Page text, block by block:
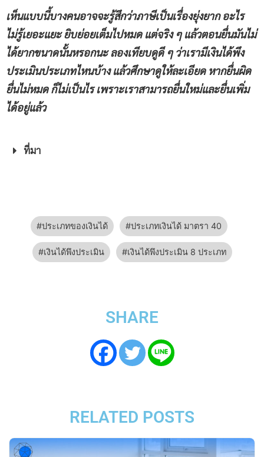
เห็นแบบนี้บางคนอาจจะรู้สึกว่าภาษีเป็นเรื่องยุ่งยาก อะไร
ไม่รู้เยอะแยะ ยิบย่อยเต็มไปหมด แต่จริง ๆ แล้วตอนยื่นมันไม่
ได้ยากขนาดนั้นหรอกนะ ลองเทียบดูดี ๆ ว่าเรามีเงินได้พึง
ประเมินประเภทไหนบ้าง แล้วศึกษาดูให้ละเอียด หากยื่นผิด
ยื่นไม่หมด ก็ไม่เป็นไร เพราะเราสามารถยื่นใหม่และยื่นเพิ่ม
ได้อยู่แล้ว
ที่มา
ประเภทของเงินได้ ประเภทเงินได้ มาตรา 40
เงินได้พึงประเมิน เงินได้พึงประเมิน 8 ประเภท
SHARE
RELATED POSTS